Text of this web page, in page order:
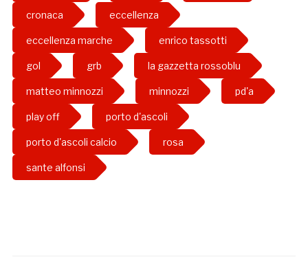
cronaca eccellenza
eccellenza marche enrico tassotti
gol grb la gazzetta rossoblu
matteo minnozzi minnozzi pd'a
play off porto d'ascoli
porto d'ascoli calcio rosa
sante alfonsi